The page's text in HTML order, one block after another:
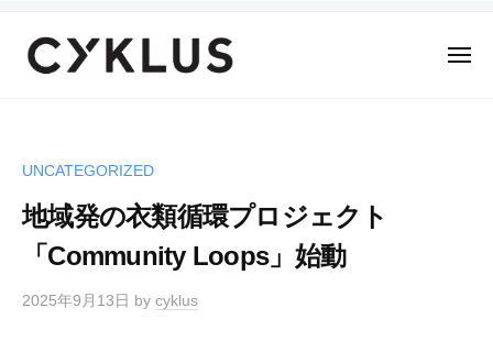
U
メ
UNCATEGORIZED
地域発の衣類循環プロジェクト
「Community Loops」始動
2025年9月13日 by cyklus
K